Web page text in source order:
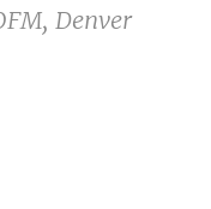
Denver